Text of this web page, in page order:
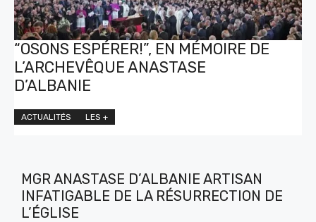
“OSONS ESPÉRER!”, EN MÉMOIRE DE
L’ARCHEVÊQUE ANASTASE
D’ALBANIE
ACTUALITÉS LES +
MGR ANASTASE D’ALBANIE ARTISAN
INFATIGABLE DE LA RÉSURRECTION DE
L’ÉGLISE